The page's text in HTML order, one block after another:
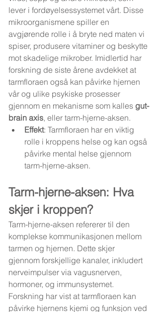
lever i fordøyelsessystemet vårt. Disse
mikroorganismene spiller en
avgjørende rolle i å bryte ned maten vi
spiser, produsere vitaminer og beskytte
mot skadelige mikrober. Imidlertid har
forskning de siste årene avdekket at
tarmfloraen også kan påvirke hjernen
vår og ulike psykiske prosesser
gjennom en mekanisme som kalles gut-
brain axis, eller tarm-hjerne-aksen.
Effekt: Tarmfloraen har en viktig
rolle i kroppens helse og kan også
påvirke mental helse gjennom
tarm-hjerne-aksen.
Tarm-hjerne-aksen: Hva
skjer i kroppen?
Tarm-hjerne-aksen refererer til den
komplekse kommunikasjonen mellom
tarmen og hjernen. Dette skjer
gjennom forskjellige kanaler, inkludert
nerveimpulser via vagusnerven,
hormoner, og immunsystemet.
Forskning har vist at tarmfloraen kan
påvirke hjernens kjemi og funksjon ved